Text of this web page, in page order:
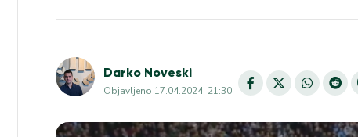
Darko Noveski
Objavljeno 17.04.2024. 21:30